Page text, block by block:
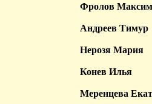
Фролов Максим
Андреев Тимур
Нерозя Мария
Конев Илья
Меренцева